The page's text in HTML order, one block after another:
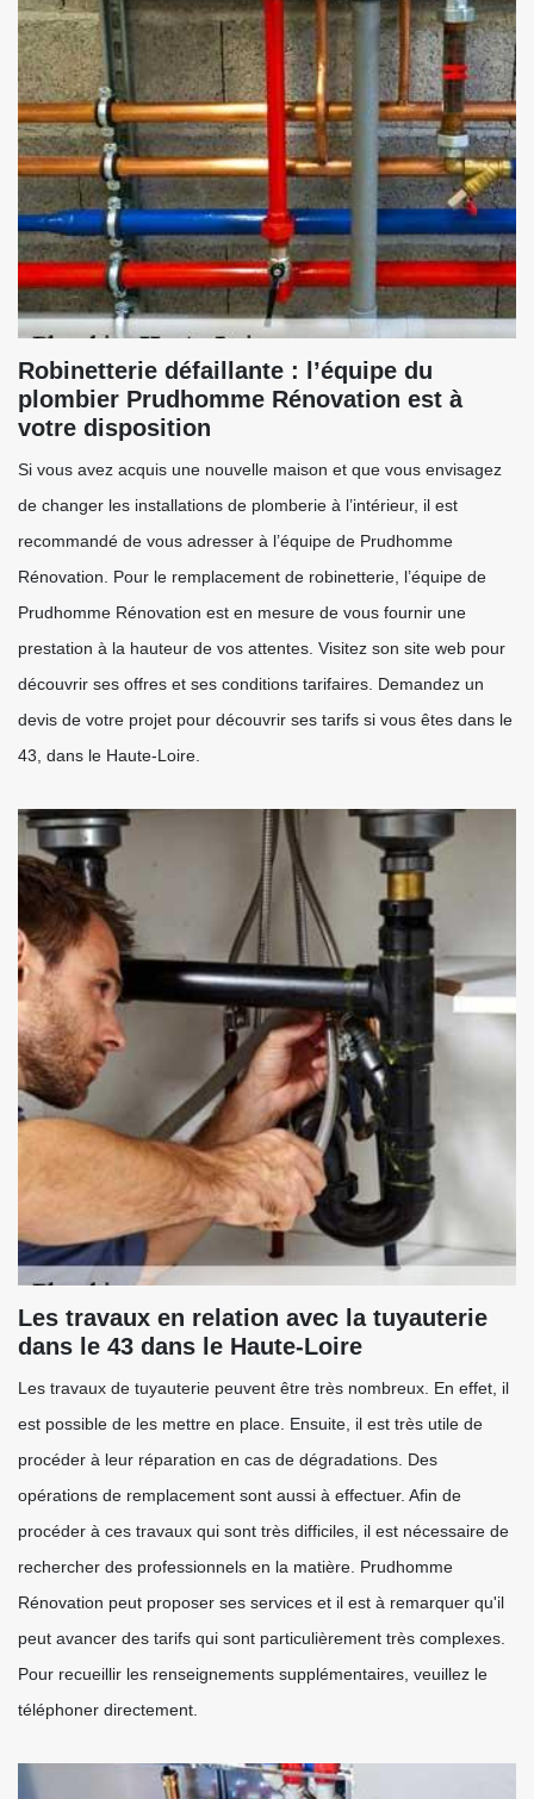
Robinetterie défaillante : l’équipe du
plombier Prudhomme Rénovation est à
votre disposition
Si vous avez acquis une nouvelle maison et que vous envisagez
de changer les installations de plomberie à l’intérieur, il est
recommandé de vous adresser à l’équipe de Prudhomme
Rénovation. Pour le remplacement de robinetterie, l’équipe de
Prudhomme Rénovation est en mesure de vous fournir une
prestation à la hauteur de vos attentes. Visitez son site web pour
découvrir ses offres et ses conditions tarifaires. Demandez un
devis de votre projet pour découvrir ses tarifs si vous êtes dans le
43, dans le Haute-Loire.
Les travaux en relation avec la tuyauterie
dans le 43 dans le Haute-Loire
Les travaux de tuyauterie peuvent être très nombreux. En effet, il
est possible de les mettre en place. Ensuite, il est très utile de
procéder à leur réparation en cas de dégradations. Des
opérations de remplacement sont aussi à effectuer. Afin de
procéder à ces travaux qui sont très difficiles, il est nécessaire de
rechercher des professionnels en la matière. Prudhomme
Rénovation peut proposer ses services et il est à remarquer qu'il
peut avancer des tarifs qui sont particulièrement très complexes.
Pour recueillir les renseignements supplémentaires, veuillez le
téléphoner directement.